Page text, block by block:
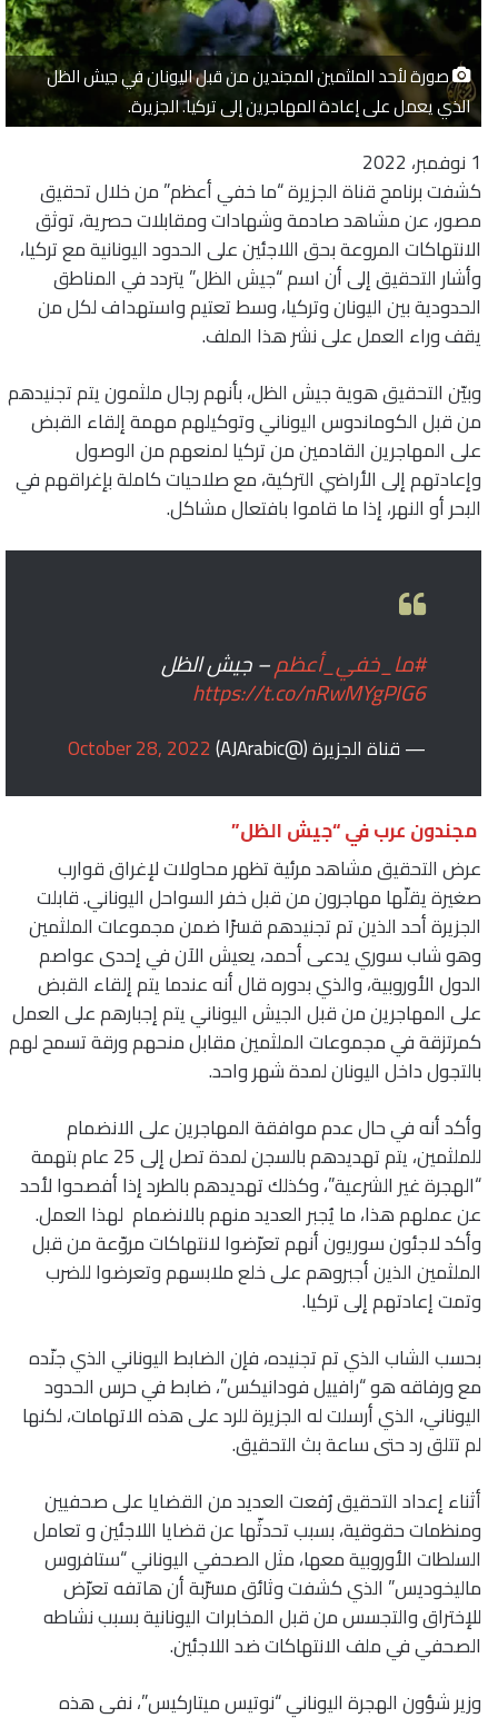
صورة لأحد الملثمين المجندين من قبل اليونان في جيش الظل
الذي يعمل على إعادة المهاجرين إلى تركيا. الجزيرة.
1 نوفمبر، 2022
كشفت برنامج قناة الجزيرة “ما خفي أعظم” من خلال تحقيق
مصور، عن مشاهد صادمة وشهادات ومقابلات حصرية، توثق
الانتهاكات المروعة بحق اللاجئين على الحدود اليونانية مع تركيا،
وأشار التحقيق إلى أن اسم “جيش الظل” يتردد في المناطق
الحدودية بين اليونان وتركيا، وسط تعتيم واستهداف لكل من
يقف وراء العمل على نشر هذا الملف.
وبيّن التحقيق هوية جيش الظل، بأنهم رجال ملثمون يتم تجنيدهم
من قبل الكوماندوس اليوناني وتوكيلهم مهمة إلقاء القبض
على المهاجرين القادمين من تركيا لمنعهم من الوصول
وإعادتهم إلى الأراضي التركية، مع صلاحيات كاملة بإغراقهم في
البحر أو النهر، إذا ما قاموا بافتعال مشاكل.
#ما_خفي_أعظم– جيش الظل
https://t.co/nRwMYgPIG6
— قناة الجزيرة (@AJArabic) October 28, 2022
مجندون عرب في “جيش الظل”
عرض التحقيق مشاهد مرئية تظهر محاولات لإغراق قوارب
صغيرة يقلّها مهاجرون من قبل خفر السواحل اليوناني. قابلت
الجزيرة أحد الذين تم تجنيدهم قسرًا ضمن مجموعات الملثمين
وهو شاب سوري يدعى أحمد، يعيش الآن في إحدى عواصم
الدول الأوروبية، والذي بدوره قال أنه عندما يتم إلقاء القبض
على المهاجرين من قبل الجيش اليوناني يتم إجبارهم على العمل
كمرتزقة في مجموعات الملثمين مقابل منحهم ورقة تسمح لهم
بالتجول داخل اليونان لمدة شهر واحد.
وأكد أنه في حال عدم موافقة المهاجرين على الانضمام
للملثمين، يتم تهديدهم بالسجن لمدة تصل إلى 25 عام بتهمة
“الهجرة غير الشرعية”، وكذلك تهديدهم بالطرد إذا أفصحوا لأحد
عن عملهم هذا، ما يُجبر العديد منهم بالانضمام لهذا العمل.
وأكد لاجئون سوريون أنهم تعرّضوا لانتهاكات مروّعة من قبل
الملثمين الذين أجبروهم على خلع ملابسهم وتعرضوا للضرب
وتمت إعادتهم إلى تركيا.
بحسب الشاب الذي تم تجنيده، فإن الضابط اليوناني الذي جنّده
مع ورفاقه هو “رافييل فودانيكس”، ضابط في حرس الحدود
اليوناني، الذي أرسلت له الجزيرة للرد على هذه الاتهامات، لكنها
لم تتلق رد حتى ساعة بث التحقيق.
أثناء إعداد التحقيق رُفعت العديد من القضايا على صحفيين
ومنظمات حقوقية، بسبب تحدثّها عن قضايا اللاجئين و تعامل
السلطات الأوروبية معها، مثل الصحفي اليوناني “ستافروس
ماليخوديس” الذي كشفت وثائق مسرّبة أن هاتفه تعرّض
للإختراق والتجسس من قبل المخابرات اليونانية بسبب نشاطه
الصحفي في ملف الانتهاكات ضد اللاجئين.
وزير شؤون الهجرة اليوناني “نوتيس ميتاركيس”، نفى هذه